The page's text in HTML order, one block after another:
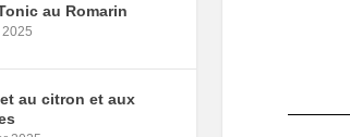
au Romarin
au citron et aux